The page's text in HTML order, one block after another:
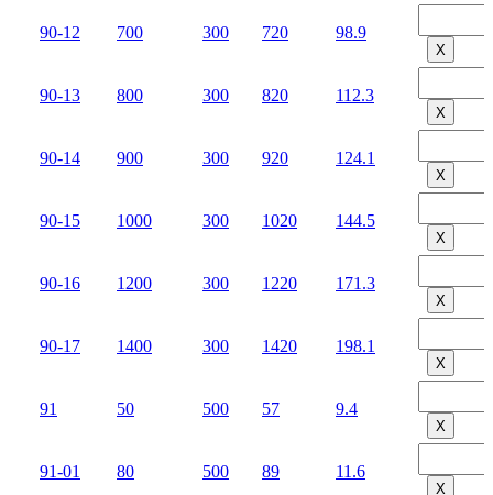
90-12 700 300 720 98.9
Х
90-13 800 300 820 112.3
Х
90-14 900 300 920 124.1
Х
90-15 1000 300 1020 144.5
Х
90-16 1200 300 1220 171.3
Х
90-17 1400 300 1420 198.1
Х
91 50 500 57 9.4
Х
91-01 80 500 89 11.6
Х